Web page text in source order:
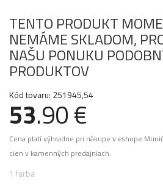
TENTO PRODUKT
NEMÁME SKLADOM,
NAŠU PONUKU
PRODUKTOV
Kód tovaru: 251945,54
53.90 €
Cena platí výhradne pri nákupe v eshope
cien v kamenných predajniach.
1 farba